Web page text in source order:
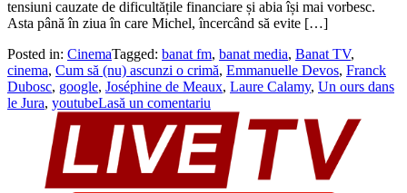
tensiuni cauzate de dificultățile financiare și abia își mai vorbesc.
Asta până în ziua în care Michel, încercând să evite […]
Posted in: CinemaTagged: banat fm, banat media, Banat TV,
cinema, Cum să (nu) ascunzi o crimă, Emmanuelle Devos, Franck
Dubosc, google, Joséphine de Meaux, Laure Calamy, Un ours dans
le Jura, youtubeLasă un comentariu